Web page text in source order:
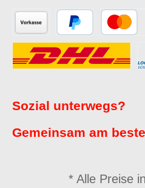
Sozial unterwegs?
Gemeinsam am
* Alle Preise